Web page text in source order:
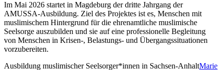
Im Mai 2026 startet in Magdeburg der dritte Jahrgang der
AMUSSA-Ausbildung. Ziel des Projektes ist es, Menschen mit
muslimischem Hintergrund für die ehrenamtliche muslimische
Seelsorge auszubilden und sie auf eine professionelle Begleitung
von Menschen in Krisen-, Belastungs- und Übergangssituationen
vorzubereiten.
Ausbildung muslimischer Seelsorger*innen in Sachsen-AnhaltMarie